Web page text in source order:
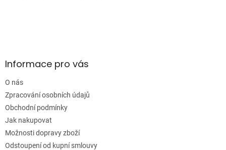
aInformace pro vás
O nás
Zpracování osobních údajů
Obchodní podmínky
Jak nakupovat
Možnosti dopravy zboží
Odstoupení od kupní smlouvy